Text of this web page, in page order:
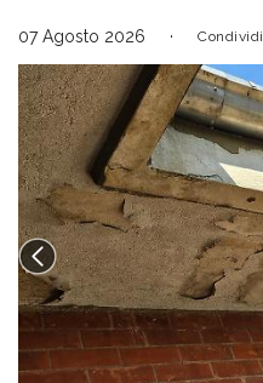
07 Agosto 2026 Condividi